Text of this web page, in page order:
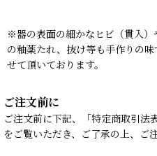
※器の表面の細かなヒビ（貫入
の釉薬たれ、抜け等も手作りの
せて頂いております。
ご注文前に
ご注文前に下記、「特定商取引法
をご覧いただき、ご了承の上、ご